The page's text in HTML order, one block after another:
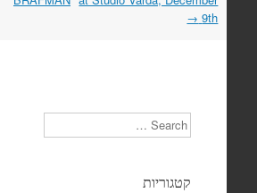
9th
→
Search
קטגוריות